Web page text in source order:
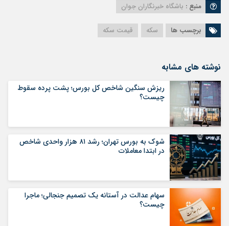
منبع : باشگاه خبرنگاران جوان
برچسب ها سکه قیمت سکه
نوشته های مشابه
ریزش سنگین شاخص کل بورس؛ پشت پرده سقوط
چیست؟
شوک به بورس تهران؛ رشد ۸۱ هزار واحدی شاخص
در ابتدا معاملات
سهام عدالت در آستانه یک تصمیم جنجالی؛ ماجرا
چیست؟